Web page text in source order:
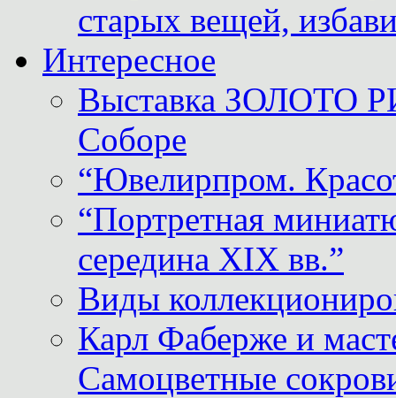
старых вещей,
Интересное
Выставка ЗОЛОТО
Соборе
“Ювелирпром.
“Портретная
середина XIX вв.”
Виды
Карл Фаберже и
Самоцветные